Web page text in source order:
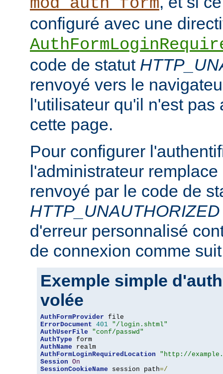
configuré avec une
code de statut
renvoyé vers le
l'utilisateur qu'il n'est pas
cette page.
Pour configurer
l'administrateur
renvoyé par le code de
HTTP_UNAUTHORIZED
d'erreur personnalisé
de connexion comme
Exemple simple
volée
AuthFormProvider
ErrorDocument 401 "/login.shtml"
AuthUserFile
"conf/passwd"
AuthType
AuthName
AuthFormLoginRequiredLocation
"http://
Session On
SessionCookieName session path=/